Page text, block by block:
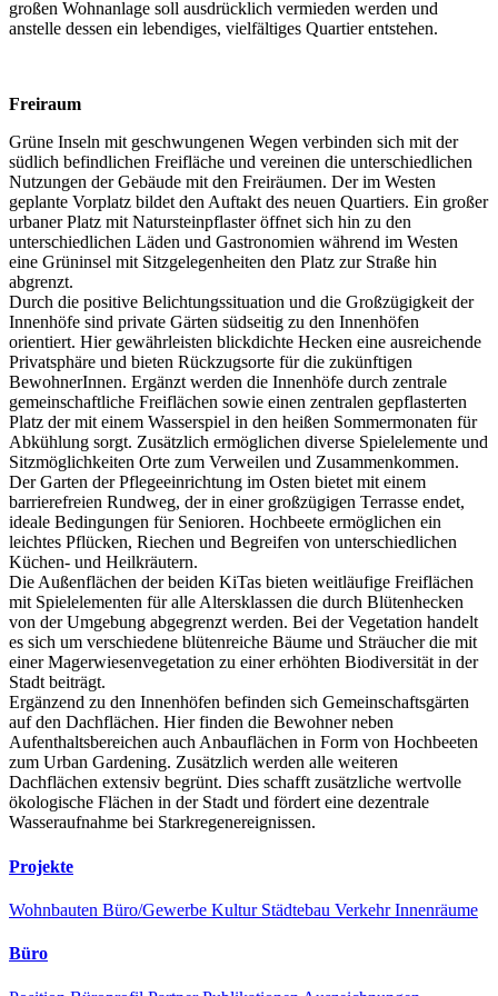
großen Wohnanlage soll ausdrücklich vermieden werden und
anstelle dessen ein lebendiges, vielfältiges Quartier entstehen.
Freiraum
Grüne Inseln mit geschwungenen Wegen verbinden sich mit der
südlich befindlichen Freifläche und vereinen die unterschiedlichen
Nutzungen der Gebäude mit den Freiräumen. Der im Westen
geplante Vorplatz bildet den Auftakt des neuen Quartiers. Ein großer
urbaner Platz mit Natursteinpflaster öffnet sich hin zu den
unterschiedlichen Läden und Gastronomien während im Westen
eine Grüninsel mit Sitzgelegenheiten den Platz zur Straße hin
abgrenzt.
Durch die positive Belichtungssituation und die Großzügigkeit der
Innenhöfe sind private Gärten südseitig zu den Innenhöfen
orientiert. Hier gewährleisten blickdichte Hecken eine ausreichende
Privatsphäre und bieten Rückzugsorte für die zukünftigen
BewohnerInnen. Ergänzt werden die Innenhöfe durch zentrale
gemeinschaftliche Freiflächen sowie einen zentralen gepflasterten
Platz der mit einem Wasserspiel in den heißen Sommermonaten für
Abkühlung sorgt. Zusätzlich ermöglichen diverse Spielelemente und
Sitzmöglichkeiten Orte zum Verweilen und Zusammenkommen.
Der Garten der Pflegeeinrichtung im Osten bietet mit einem
barrierefreien Rundweg, der in einer großzügigen Terrasse endet,
ideale Bedingungen für Senioren. Hochbeete ermöglichen ein
leichtes Pflücken, Riechen und Begreifen von unterschiedlichen
Küchen- und Heilkräutern.
Die Außenflächen der beiden KiTas bieten weitläufige Freiflächen
mit Spielelementen für alle Altersklassen die durch Blütenhecken
von der Umgebung abgegrenzt werden. Bei der Vegetation handelt
es sich um verschiedene blütenreiche Bäume und Sträucher die mit
einer Magerwiesenvegetation zu einer erhöhten Biodiversität in der
Stadt beiträgt.
Ergänzend zu den Innenhöfen befinden sich Gemeinschaftsgärten
auf den Dachflächen. Hier finden die Bewohner neben
Aufenthaltsbereichen auch Anbauflächen in Form von Hochbeeten
zum Urban Gardening. Zusätzlich werden alle weiteren
Dachflächen extensiv begrünt. Dies schafft zusätzliche wertvolle
ökologische Flächen in der Stadt und fördert eine dezentrale
Wasseraufnahme bei Starkregenereignissen.
Projekte
Wohnbauten Büro/Gewerbe Kultur Städtebau VerkehrInnenräume
Büro